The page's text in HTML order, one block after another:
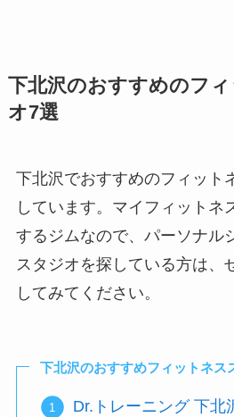
下北沢のおすすめのフ
オ7選
下北沢でおすすめのフィット
しています。マイフィットネ
するジムなので、パーソナル
スタジオを探している方は、
してみてください。
下北沢のおすすめフィットネス
Dr.トレーニング 下北